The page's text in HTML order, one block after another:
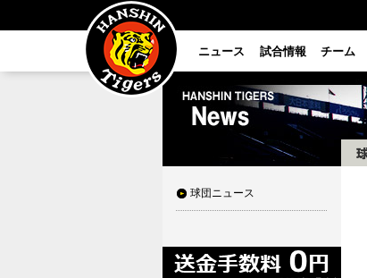
ニュース 試合情報 チーム
球団ニュース